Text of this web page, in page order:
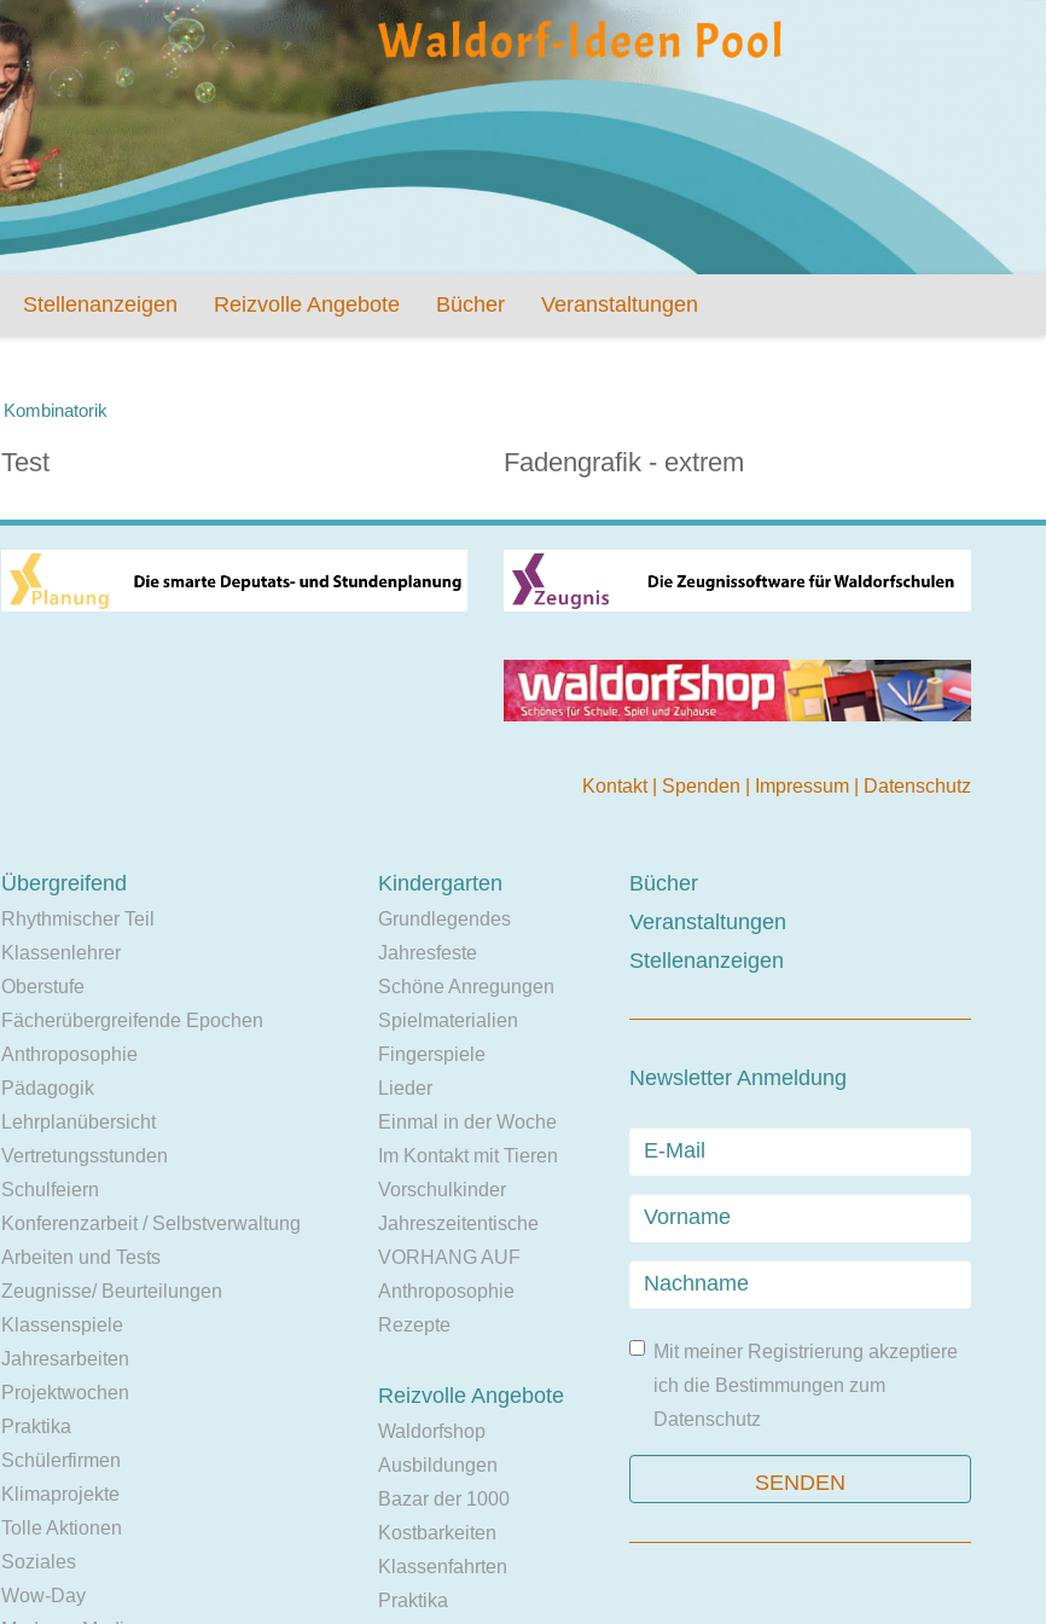
Stellenanzeigen Reizvolle Angebote Bücher Veranstaltungen
Kombinatorik
Test Fadengrafik - extrem
Kontakt Spenden Impressum Datenschutz
Übergreifend
Rhythmischer Teil
Klassenlehrer
Oberstufe
Fächerübergreifende Epochen
Anthroposophie
Pädagogik
Lehrplanübersicht
Vertretungsstunden
Schulfeiern
Konferenzarbeit / Selbstverwaltung
Arbeiten und Tests
Zeugnisse/ Beurteilungen
Klassenspiele
Jahresarbeiten
Projektwochen
Praktika
Schülerfirmen
Klimaprojekte
Tolle Aktionen
Soziales
Wow-Day
Kindergarten
Grundlegendes
Jahresfeste
Schöne Anregungen
Spielmaterialien
Fingerspiele
Lieder
Einmal in der Woche
Im Kontakt mit Tieren
Vorschulkinder
Jahreszeitentische
VORHANG AUF
Anthroposophie
Rezepte
Reizvolle Angebote
Waldorfshop
Ausbildungen
Bazar der 1000
Kostbarkeiten
Klassenfahrten
Praktika
Bücher
Veranstaltungen
Stellenanzeigen
Newsletter Anmeldung
Mit meiner Registrierung akzeptiere
ich die Bestimmungen zum
Datenschutz